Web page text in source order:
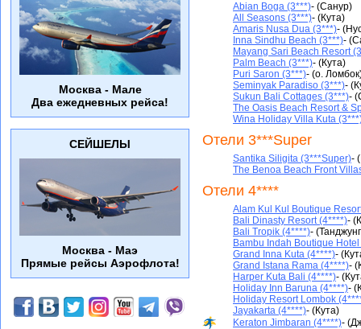
Abian Boga (3***)- (Санур)
All Seasons (3***)- (Кута)
Amaris Nusa Dua (3***)-
Inna Sindhu Beach (3***)-
Mayang Sari Beach Resort
Palm Beach (3***)- (Кута)
Puri Saron (3***)- (о.
Seminyak Paradiso (3***)-
Sukun Bali Cottages (3***)-
The Oasis Beach Resort &
Wina Holiday Villa Kuta
Отели 3***Super
Santika Siligita (3***Super)-
The Benoa Beach Front
Отели 4****
Alam Kul Kul Boutique
Bali Dinasty Resort (4****)-
Bali Tropik (4****)-
Bambu Indah Boutique
Grand Inna Kuta (4****)-
Grand Istana Rama (4****)-
Harper Kuta Bali (4****)-
Holiday Inn Baruna (4****)-
Holiday Resort Lombok
Jayakarta (4****)- (Кута)
Keraton Jimbaran (4****)-
Москва - Мале
Два ежедневных рейса!
СЕЙШЕЛЫ
Москва - Маэ
Прямые рейсы Аэрофлота!